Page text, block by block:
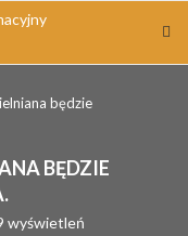
będzie
BĘDZIE
wyświetleń